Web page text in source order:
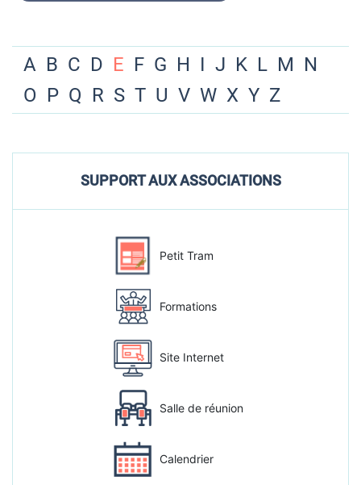
A B C D E F G H I J K L M N
O P Q R S T U V W X Y Z
SUPPORT AUX ASSOCIATIONS
Petit Tram
Formations
Site Internet
Salle de réunion
Calendrier